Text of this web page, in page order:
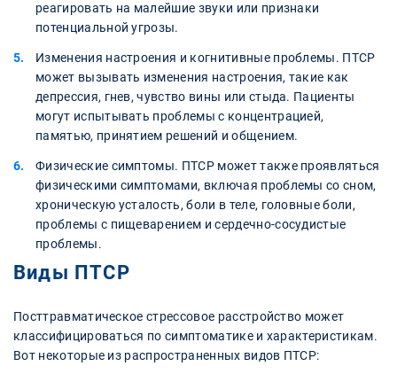
реагировать на малейшие звуки или признаки
потенциальной угрозы.
Изменения настроения и когнитивные проблемы. ПТСР
может вызывать изменения настроения, такие как
депрессия, гнев, чувство вины или стыда. Пациенты
могут испытывать проблемы с концентрацией,
памятью, принятием решений и общением.
Физические симптомы. ПТСР может также проявляться
физическими симптомами, включая проблемы со сном,
хроническую усталость, боли в теле, головные боли,
проблемы с пищеварением и сердечно-сосудистые
проблемы.
Виды ПТСР
Посттравматическое стрессовое расстройство может
классифицироваться по симптоматике и характеристикам.
Вот некоторые из распространенных видов ПТСР: